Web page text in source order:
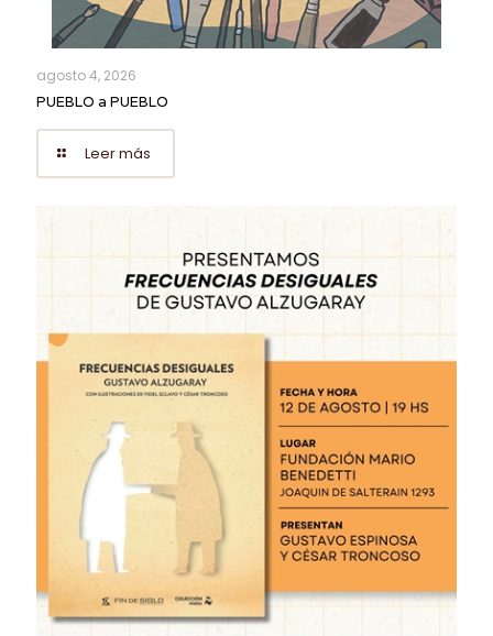
agosto 4, 2026
PUEBLO a PUEBLO
Leer más